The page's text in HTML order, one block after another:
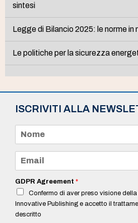
sintesi
Legge di Bilancio 2025: le norme in
Le politiche per la sicurezza
ISCRIVITI ALLA
m
e
a
i
*
GDPR Agreement *
Confermo di aver preso visione
Innovative Publishing e accetto il
descritto